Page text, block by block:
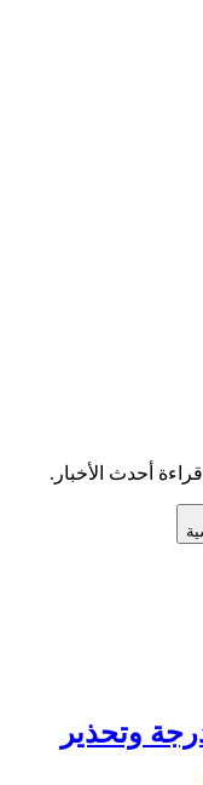
أحدث الأخبار.
الحر في الجزائر : 45 درجة وتحذير